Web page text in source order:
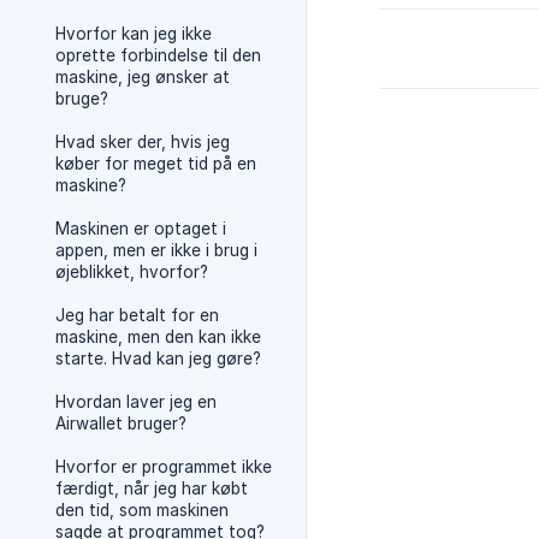
Hvorfor kan jeg ikke
oprette forbindelse til den
maskine, jeg ønsker at
bruge?
Hvad sker der, hvis jeg
køber for meget tid på en
maskine?
Maskinen er optaget i
appen, men er ikke i brug i
øjeblikket, hvorfor?
Jeg har betalt for en
maskine, men den kan ikke
starte. Hvad kan jeg gøre?
Hvordan laver jeg en
Airwallet bruger?
Hvorfor er programmet ikke
færdigt, når jeg har købt
den tid, som maskinen
sagde at programmet tog?